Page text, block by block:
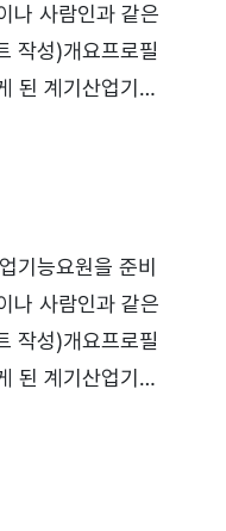
나 사람인과 같은
작성)개요프로필
된 계기산업기능
..
기능요원을 준비
나 사람인과 같은
작성)개요프로필
된 계기산업기능
..